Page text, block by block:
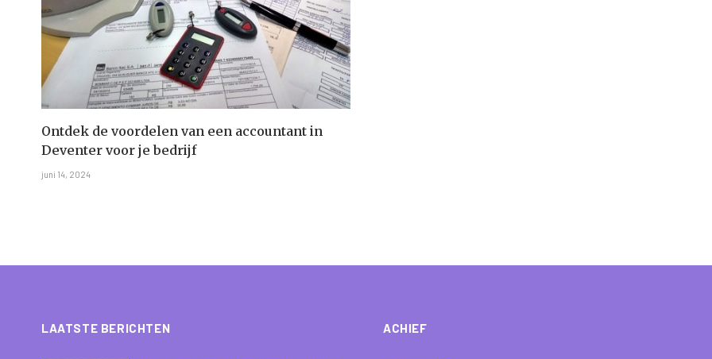
Ontdek de voordelen van een accountant in
Deventer voor je bedrijf
juni 14, 2024
LAATSTE BERICHTEN ACHIEF